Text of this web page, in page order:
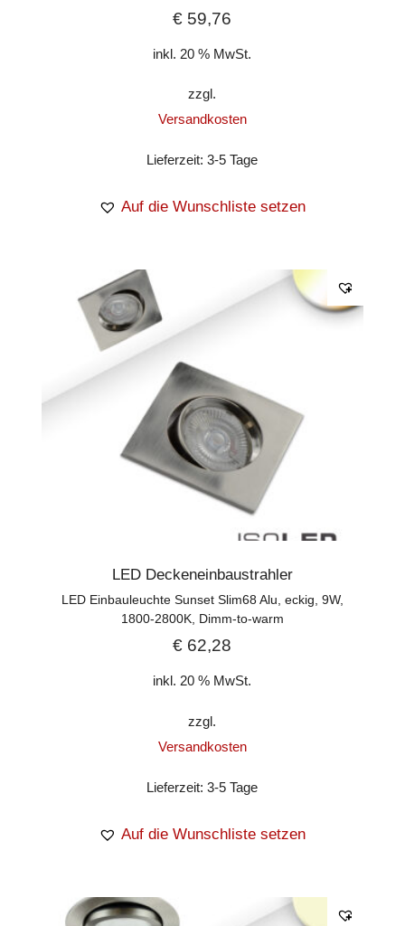
€ 59,76
inkl. 20 % MwSt.
zzgl.
Versandkosten
Lieferzeit:3-5 Tage
Auf die Wunschliste setzen
LED Deckeneinbaustrahler
LED Einbauleuchte Sunset Slim68 Alu, eckig, 9W,
1800-2800K, Dimm-to-warm
€ 62,28
inkl. 20 % MwSt.
zzgl.
Versandkosten
Lieferzeit:3-5 Tage
Auf die Wunschliste setzen